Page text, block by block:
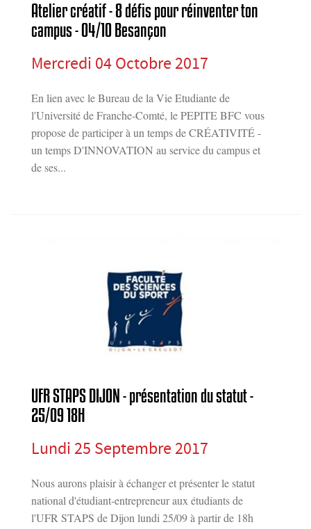
Atelier créatif - 8 défis pour réinventer ton
campus - 04/10 Besançon
Mercredi 04 Octobre 2017
En lien avec le Bureau de la Vie Etudiante de
l'Université de Franche-Comté, le PEPITE BFC vous
propose de participer à un temps de CRÉATIVITÉ -
un temps D'INNOVATION au service du campus et
de ses...
UFR STAPS DIJON - présentation du statut -
25/09 18H
Lundi 25 Septembre 2017
Nous aurons plaisir à échanger et présenter le statut
national d'étudiant-entrepreneur aux étudiants de
l'UFR STAPS de Dijon lundi 25/09 à partir de 18h